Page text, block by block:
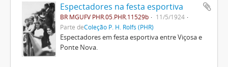
Espectadores na festa esportiva
BR MGUFV PHR.05.PHR.11529b
11/5/1924
Parte deColeção P. H. Rolfs (PHR)
Espectadores em festa esportiva entre Viçosa e
Ponte Nova.